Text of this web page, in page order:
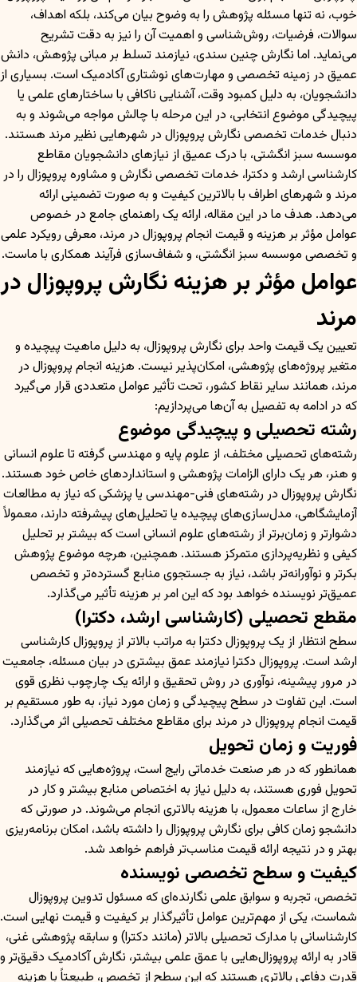
خوب، نه تنها مسئله پژوهش را به وضوح بیان می‌کند، بلکه اهداف،
سوالات، فرضیات، روش‌شناسی و اهمیت آن را نیز به دقت تشریح
می‌نماید. اما نگارش چنین سندی، نیازمند تسلط بر مبانی پژوهش، دانش
عمیق در زمینه تخصصی و مهارت‌های نوشتاری آکادمیک است. بسیاری از
دانشجویان، به دلیل کمبود وقت، آشنایی ناکافی با ساختارهای علمی یا
پیچیدگی موضوع انتخابی، در این مرحله با چالش مواجه می‌شوند و به
دنبال خدمات تخصصی نگارش پروپوزال در شهرهایی نظیر مرند هستند.
موسسه سبز انگشتی، با درک عمیق از نیازهای دانشجویان مقاطع
کارشناسی ارشد و دکترا، خدمات تخصصی نگارش و مشاوره پروپوزال را در
مرند و شهرهای اطراف با بالاترین کیفیت و به صورت تضمینی ارائه
می‌دهد. هدف ما در این مقاله، ارائه یک راهنمای جامع در خصوص
عوامل مؤثر بر هزینه و قیمت انجام پروپوزال در مرند، معرفی رویکرد علمی
و تخصصی موسسه سبز انگشتی، و شفاف‌سازی فرآیند همکاری با ماست.
عوامل مؤثر بر هزینه نگارش پروپوزال در
مرند
تعیین یک قیمت واحد برای نگارش پروپوزال، به دلیل ماهیت پیچیده و
متغیر پروژه‌های پژوهشی، امکان‌پذیر نیست. هزینه انجام پروپوزال در
مرند، همانند سایر نقاط کشور، تحت تأثیر عوامل متعددی قرار می‌گیرد
که در ادامه به تفصیل به آن‌ها می‌پردازیم:
رشته تحصیلی و پیچیدگی موضوع
رشته‌های تحصیلی مختلف، از علوم پایه و مهندسی گرفته تا علوم انسانی
و هنر، هر یک دارای الزامات پژوهشی و استانداردهای خاص خود هستند.
نگارش پروپوزال در رشته‌های فنی-مهندسی یا پزشکی که نیاز به مطالعات
آزمایشگاهی، مدل‌سازی‌های پیچیده یا تحلیل‌های پیشرفته دارند، معمولاً
دشوارتر و زمان‌برتر از رشته‌های علوم انسانی است که بیشتر بر تحلیل
کیفی و نظریه‌پردازی متمرکز هستند. همچنین، هرچه موضوع پژوهش
بکرتر و نوآورانه‌تر باشد، نیاز به جستجوی منابع گسترده‌تر و تخصص
عمیق‌تر نویسنده خواهد بود که این امر بر هزینه تأثیر می‌گذارد.
مقطع تحصیلی (کارشناسی ارشد، دکترا)
سطح انتظار از یک پروپوزال دکترا به مراتب بالاتر از پروپوزال کارشناسی
ارشد است. پروپوزال دکترا نیازمند عمق بیشتری در بیان مسئله، جامعیت
در مرور پیشینه، نوآوری در روش تحقیق و ارائه یک چارچوب نظری قوی
است. این تفاوت در سطح پیچیدگی و زمان مورد نیاز، به طور مستقیم بر
قیمت انجام پروپوزال در مرند برای مقاطع مختلف تحصیلی اثر می‌گذارد.
فوریت و زمان تحویل
همانطور که در هر صنعت خدماتی رایج است، پروژه‌هایی که نیازمند
تحویل فوری هستند، به دلیل نیاز به اختصاص منابع بیشتر و کار در
خارج از ساعات معمول، با هزینه بالاتری انجام می‌شوند. در صورتی که
دانشجو زمان کافی برای نگارش پروپوزال را داشته باشد، امکان برنامه‌ریزی
بهتر و در نتیجه ارائه قیمت مناسب‌تر فراهم خواهد شد.
کیفیت و سطح تخصصی نویسنده
تخصص، تجربه و سوابق علمی نگارنده‌ای که مسئول تدوین پروپوزال
شماست، یکی از مهم‌ترین عوامل تأثیرگذار بر کیفیت و قیمت نهایی است.
کارشناسانی با مدارک تحصیلی بالاتر (مانند دکترا) و سابقه پژوهشی غنی،
قادر به ارائه پروپوزال‌هایی با عمق علمی بیشتر، نگارش آکادمیک دقیق‌تر و
قدرت دفاعی بالاتری هستند که این سطح از تخصص، طبیعتاً با هزینه